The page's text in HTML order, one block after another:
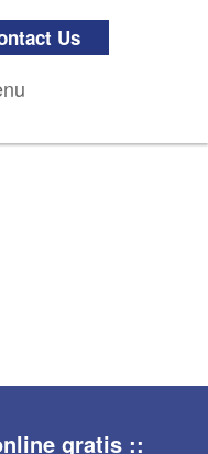
Us
gratis ::